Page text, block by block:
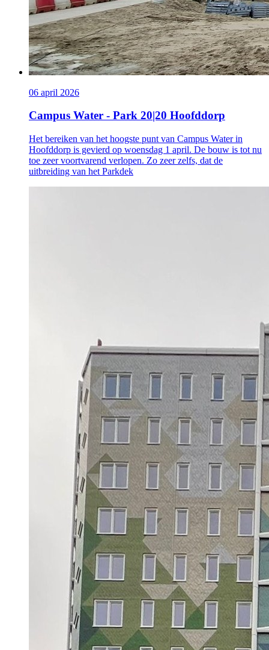
06 april 2026
Campus Water - Park 20|20 Hoofddorp
Het bereiken van het hoogste punt van Campus Water in
Hoofddorp is gevierd op woensdag 1 april. De bouw is tot nu
toe zeer voortvarend verlopen. Zo zeer zelfs, dat de
uitbreiding van het Parkdek